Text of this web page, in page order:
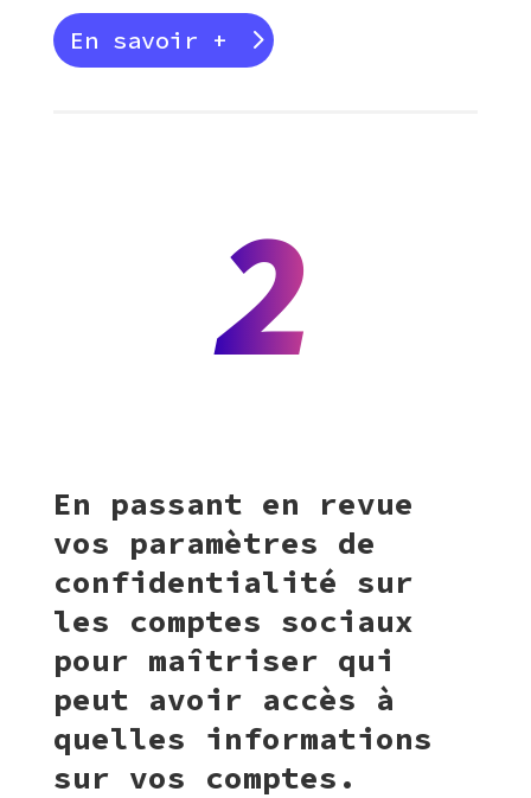
En savoir +
2
En passant en revue
vos paramètres de
confidentialité sur
les comptes sociaux
pour maîtriser qui
peut avoir accès à
quelles informations
sur vos comptes.